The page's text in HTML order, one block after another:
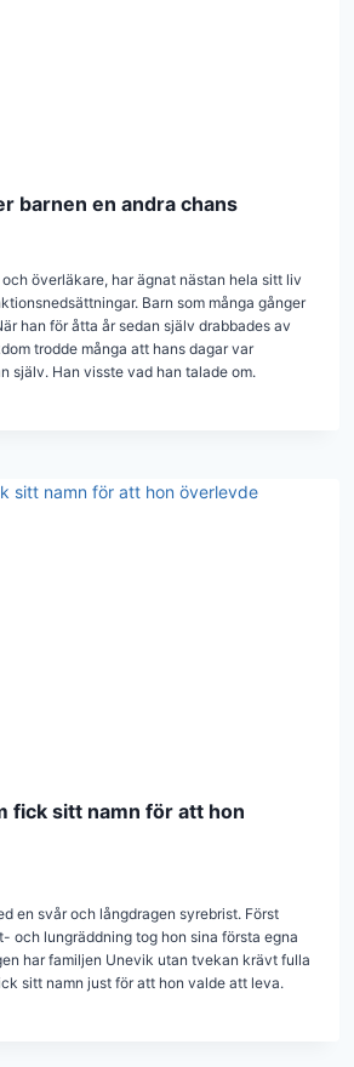
barnen en andra chans
överläkare, har ägnat nästan hela sitt liv
Barn som många gånger
han för åtta år sedan själv drabbades av
trodde många att hans dagar var
själv. Han visste vad han talade om.
fick sitt namn för att hon
en svår och långdragen syrebrist. Först
och lungräddning tog hon sina första egna
har familjen Unevik utan tvekan krävt fulla
sitt namn just för att hon valde att leva.